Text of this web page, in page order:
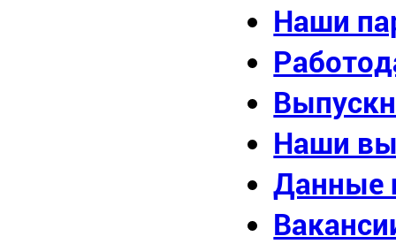
Наши
Наши
Данные